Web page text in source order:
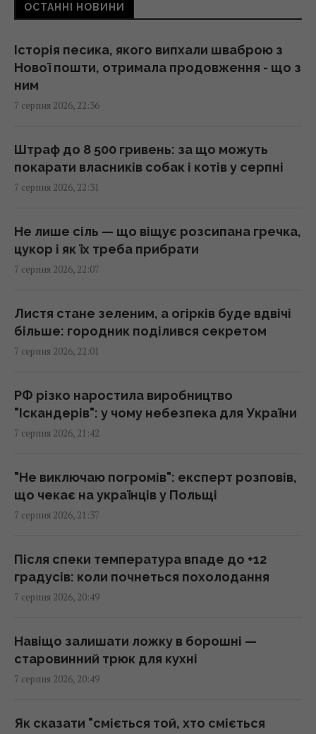
склад засобів індивідуального захисту
РЕБ не замінить "Петріоти": Флеш розповів
про найбільшу небезпеку
21:21 п'ятниця, 07 серпня 2026
Що станеться з комп’ютером, якщо
тривалий час не оновлювати Windows
21:20 п'ятниця, 07 серпня 2026
Суд продовжив тримання під вартою для
Коломойського, захист заявив про
проблеми зі здоров'ям
Росія встановила антидронові сітки на
своїх субмаринах, розташованих за тисячі
20:35 п'ятниця, 07 серпня 2026
Що їсти для здоров’я серця: кардіологи
20:22 п'ятниця, 07 серпня 2026
Льотчик-утікач з КНДР уперше сів за
20:18 п'ятниця, 07 серпня 2026
Сенат США схвалив законопроект про
20:17 п'ятниця, 07 серпня 2026
Київ буде значно краще підготовлений до
ППО ніхто не відміняв, - Пантелеєв
ОСТАННІ НОВИНИ
Історія песика, якого випхали шваброю з
Нової пошти, отримала продовження - що з
ним
7 серпня 2026, 22:36
Штраф до 8 500 гривень: за що можуть
покарати власників собак і котів у серпні
7 серпня 2026, 22:31
Не лише сіль — що віщує розсипана гречка,
цукор і як їх треба прибрати
7 серпня 2026, 22:07
Листя стане зеленим, а огірків буде вдвічі
більше: городник поділився секретом
7 серпня 2026, 22:01
РФ різко наростила виробництво
"Іскандерів": у чому небезпека для України
7 серпня 2026, 21:42
"Не виключаю погромів": експерт розповів,
що чекає на українців у Польщі
7 серпня 2026, 21:37
Після спеки температура впаде до +12
градусів: коли почнеться похолодання
7 серпня 2026, 20:49
Навіщо залишати ложку в борошні —
старовинний трюк для кухні
7 серпня 2026, 20:49
Як сказати "сміється той, хто сміється